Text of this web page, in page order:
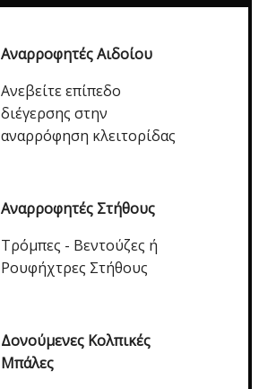
Αναρροφητές Αιδοίου
Ανεβείτε επίπεδο
διέγερσης στην
αναρρόφηση κλειτορίδας
Αναρροφητές Στήθους
Τρόμπες - Βεντούζες ή
Ρουφήχτρες Στήθους
Δονούμενες Κολπικές
Μπάλες